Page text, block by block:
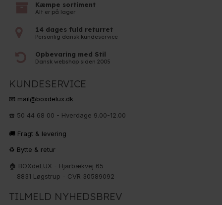
Kæmpe sortiment
Alt er på lager
14 dages fuld returret
Personlig dansk kundeservice
Opbevaring med Stil
Dansk webshop siden 2005
KUNDESERVICE
📧 mail@boxdelux.dk
☎️ 50 44 68 00 - Hverdage 9.00-12.00
🚚 Fragt & levering
♻️ Bytte & retur
🏠 BOXdeLUX - Hjarbækvej 65
8831 Løgstrup - CVR 30589092
TILMELD NYHEDSBREV